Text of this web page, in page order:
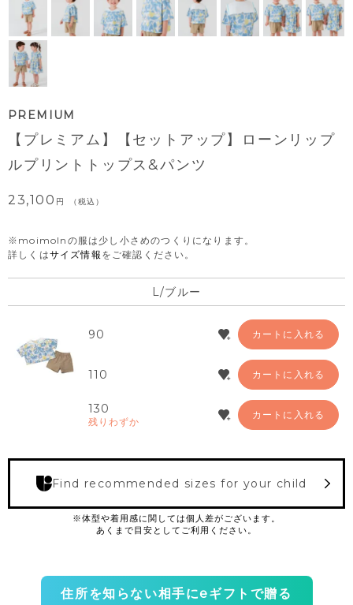
PREMIUM
【プレミアム】【セットアップ】ローンリップ
ルプリントトップス&パンツ
23,100 税込
※moimolnの服は少し小さめのつくりになります。
詳しくはサイズ情報 をご確認ください。
L/ブルー
90 カートに入れる
110 カートに入れる
130
残りわずか
カートに入れる
Find recommended sizes for your child
住所を知らない相手にeギフトで贈る